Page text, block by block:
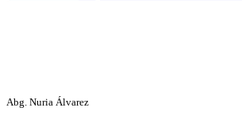
Abg. Nuria Álvarez